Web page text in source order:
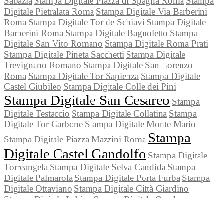
Digitale Pietralata Roma Stampa Digitale Via Barberini
Roma Stampa Digitale Tor de Schiavi Stampa Digitale
Barberini Roma Stampa Digitale Bagnoletto Stampa
Digitale San Vito Romano Stampa Digitale Roma Prati
Stampa Digitale Pineta Sacchetti Stampa Digitale
Trevignano Romano Stampa Digitale San Lorenzo
Roma Stampa Digitale Tor Sapienza Stampa Digitale
Castel Giubileo Stampa Digitale Colle dei Pini
Stampa Digitale San Cesareo Stampa
Digitale Testaccio Stampa Digitale Collatina Stampa
Digitale Tor Carbone Stampa Digitale Monte Mario
Stampa Digitale Piazza Mazzini Roma Stampa
Digitale Castel Gandolfo Stampa Digitale
Torreangela Stampa Digitale Selva Candida Stampa
Digitale Palmarola Stampa Digitale Porta Furba Stampa
Digitale Ottaviano Stampa Digitale Città Giardino